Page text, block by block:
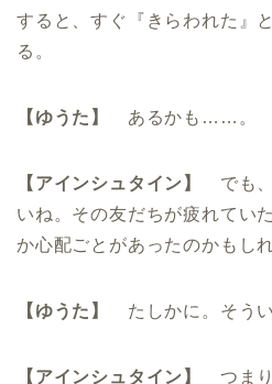
すると、すぐ『きらわれた』
る。
【ゆうた】 あるかも……。
【アインシュタイン】 でも
いね。その友だちが疲れてい
か心配ごとがあったのかもしれ
【ゆうた】 たしかに。そう
【アインシュタイン】 つま